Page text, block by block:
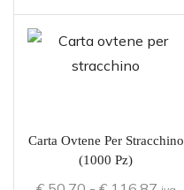
Carta Ovtene Per Stracchino
(1000 Pz)